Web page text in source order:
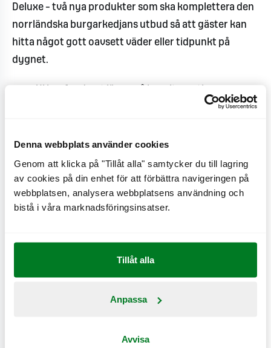
Denna webbplats använder cookies
Genom att klicka på "Tillåt alla" samtycker du till lagring
av cookies på din enhet för att förbättra navigeringen på
webbplatsen, analysera webbplatsens användning och
bistå i våra marknadsföringsinsatser.
Tillåt alla
Anpassa
Avvisa
Deluxe – två nya produkter som ska komplettera den
norrländska burgarkedjans utbud så att gäster kan
hitta något gott oavsett väder eller tidpunkt på
dygnet.
passar i sommarvärmen och har till slut landat i
ett svalkande mellanmål medan glassen är god
som efterrätt till någon av våra burgare, säger
Jonas Mårtensson, chefskock på MAX Burgers.
Uppdateringen av Grand Deluxe Spicy Avocado
lanserade tidigare i vår. Jonas Mårtensson som är
chefskock på MAX har tillsammans med sitt team bytt
ut kycklingen mot Grand Chicken – en klar förbättring
om man frågar honom själv.
Spicy Avocado visste vi direkt att det var en